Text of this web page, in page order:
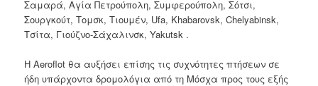
Σαμαρά,Αγία Πετρούπολη,Συμφερούπολη,Σότσι,
Σουργκούτ,Τομσκ,Τιουμέν, Ufa, Khabarovsk,Chelyabinsk,
Τσίτα, Γιούζνο-Σάχαλινσκ,Yakutsk .
Η Aeroflot θα αυξήσει επίσης τις συχνότητες πτήσεων σε
ήδη υπάρχοντα δρομολόγια από τη Μόσχα προς τους εξής